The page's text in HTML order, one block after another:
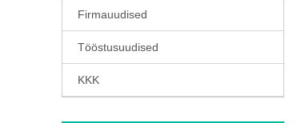
Firmauudised
Tööstusuudised
KKK